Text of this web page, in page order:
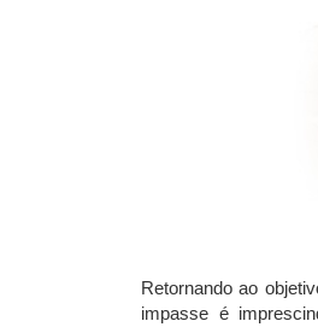
Retornando ao
impasse é